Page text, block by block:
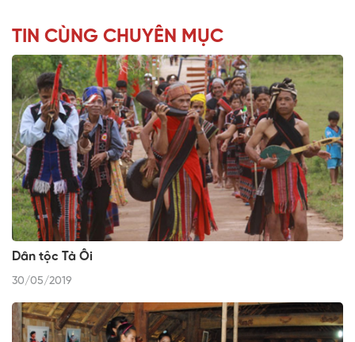
TIN CÙNG CHUYÊN MỤC
Dân tộc Tà Ôi
30/05/2019